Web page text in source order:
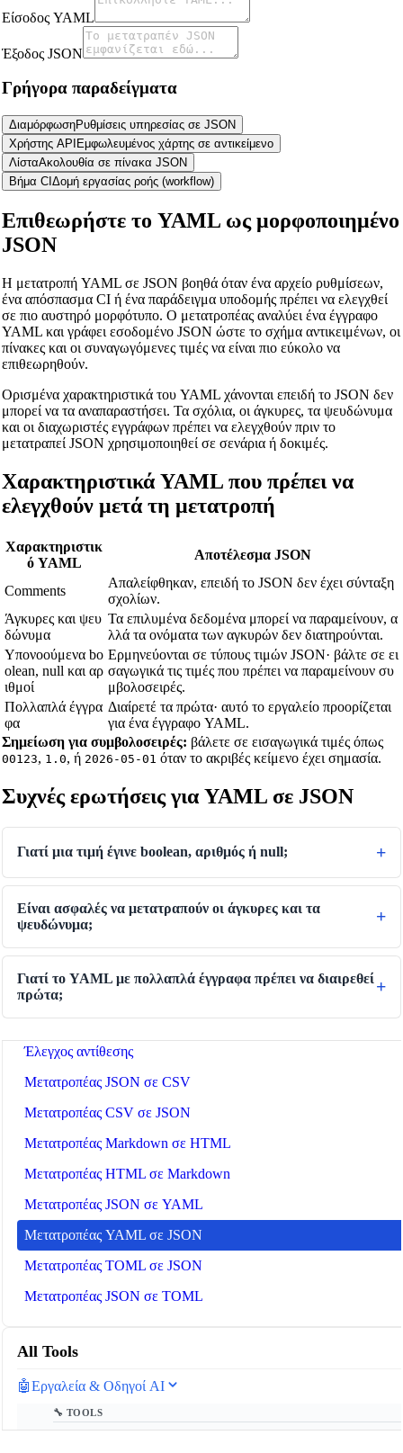
🔗Related Tools
📐Unit Converters
🔧 TOOLS
Μετατροπέας Βάρους
Μετατροπέας Θερμοκρασίας
Μετατροπέας Ξηρού Όγκου
Μετατροπέας Ενέργειας
Μετατροπέας Αποθήκευσης Δεδομένων
Μετατροπέας Κατανάλωσης Καυσίμου
Μετατροπέας Ισχύος
Μετατροπέας Πίεσης
Μετατροπέας Ταχύτητας
Μετατροπέας Χρόνου
Morse Code Translator
Text Case Converter
Μετατροπέας Slug σε Τίτλο
Μετατροπέας τίτλου σε slug
Δοκιμαστής Regex
Μετατροπέας Χρωμάτων
Έλεγχος αντίθεσης
Μετατροπέας JSON σε CSV
Μετατροπέας CSV σε JSON
Μετατροπέας Markdown σε HTML
Μετατροπέας HTML σε Markdown
Μετατροπέας JSON σε YAML
Μετατροπέας YAML σε JSON
Μετατροπέας TOML σε JSON
Μετατροπέας JSON σε TOML
All Tools
🤖Εργαλεία & Οδηγοί AI
🔧 TOOLS
Είσοδος YAML
Έξοδος JSON
Γρήγορα παραδείγματα
ΔιαμόρφωσηΡυθμίσεις υπηρεσίας σε JSON
Χρήστης API Εμφωλευμένος χάρτης σε αντικείμενο
ΛίσταΑκολουθία σε πίνακα JSON
Βήμα CI Δομή εργασίας ροής (workflow)
Επιθεωρήστε το YAML ως μορφοποιημένο
JSON
Η μετατροπή YAML σε JSON βοηθά όταν ένα αρχείο ρυθμίσεων,
ένα απόσπασμα CI ή ένα παράδειγμα υποδομής πρέπει να ελεγχθεί
σε πιο αυστηρό μορφότυπο. Ο μετατροπέας αναλύει ένα έγγραφο
YAML και γράφει εσοδομένο JSON ώστε το σχήμα αντικειμένων, οι
πίνακες και οι συναγωγόμενες τιμές να είναι πιο εύκολο να
επιθεωρηθούν.
Ορισμένα χαρακτηριστικά του YAML χάνονται επειδή το JSON δεν
μπορεί να τα αναπαραστήσει. Τα σχόλια, οι άγκυρες, τα ψευδώνυμα
και οι διαχωριστές εγγράφων πρέπει να ελεγχθούν πριν το
μετατραπεί JSON χρησιμοποιηθεί σε σενάρια ή δοκιμές.
Χαρακτηριστικά YAML που πρέπει να
ελεγχθούν μετά τη μετατροπή
Χαρακτηριστικ
ό YAML
Αποτέλεσμα JSON
Comments
Απαλείφθηκαν, επειδή το JSON δεν έχει σύνταξη
σχολίων.
Άγκυρες και ψευ
δώνυμα
Τα επιλυμένα δεδομένα μπορεί να παραμείνουν, α
λλά τα ονόματα των αγκυρών δεν διατηρούνται.
Υπονοούμενα bo
olean, null και αρ
ιθμοί
Ερμηνεύονται σε τύπους τιμών JSON· βάλτε σε ει
σαγωγικά τις τιμές που πρέπει να παραμείνουν συ
μβολοσειρές.
Πολλαπλά έγγρα
φα
Διαίρετέ τα πρώτα· αυτό το εργαλείο προορίζεται
για ένα έγγραφο YAML.
Σημείωση για συμβολοσειρές: βάλετε σε εισαγωγικά τιμές όπως
00123, 1.0, ή 2026-05-01 όταν το ακριβές κείμενο έχει σημασία.
Συχνές ερωτήσεις για YAML σε JSON
Γιατί μια τιμή έγινε boolean, αριθμός ή null;
Είναι ασφαλές να μετατραπούν οι άγκυρες και τα
ψευδώνυμα;
Γιατί το YAML με πολλαπλά έγγραφα πρέπει να διαιρεθεί
πρώτα;